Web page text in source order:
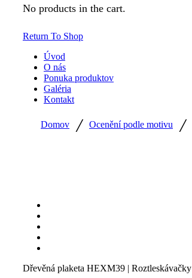
No products in the cart.
Return To Shop
Úvod
O nás
Ponuka produktov
Galéria
Kontakt
Domov / Ocenění podle motivu /
Dřevěná plaketa HEXM39 | Roztleskávačky